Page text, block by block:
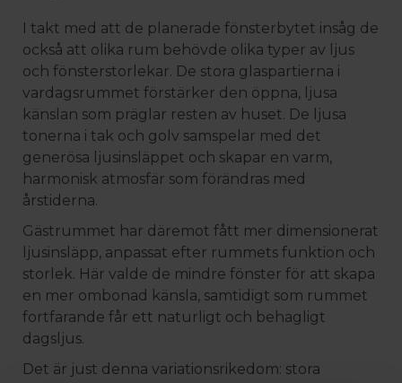
I takt med att de planerade fönsterbytet insåg de
också att olika rum behövde olika typer av ljus
och fönsterstorlekar. De stora glaspartierna i
vardagsrummet förstärker den öppna, ljusa
känslan som präglar resten av huset. De ljusa
tonerna i tak och golv samspelar med det
generösa ljusinsläppet och skapar en varm,
harmonisk atmosfär som förändras med
årstiderna.
Gästrummet har däremot fått mer dimensionerat
ljusinsläpp, anpassat efter rummets funktion och
storlek. Här valde de mindre fönster för att skapa
en mer ombonad känsla, samtidigt som rummet
fortfarande får ett naturligt och behagligt
dagsljus.
Det är just denna variationsrikedom: stora